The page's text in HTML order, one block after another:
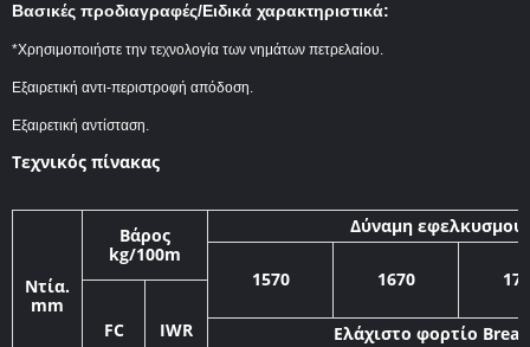
Βασικές προδιαγραφές/Ειδικά χαρακτηριστικά:
*Χρησιμοποιήστε την τεχνολογία των νημάτων πετρελαίου.
Εξαιρετική αντι-περιστροφή απόδοση.
Εξαιρετική αντίσταση.
Τεχνικός πίνακας
Ντία.
mm
Βάρος
kg/100m
Δύναμη εφελκυσμού
1570 1670
FC IWR
Ελάχιστο φορτίο